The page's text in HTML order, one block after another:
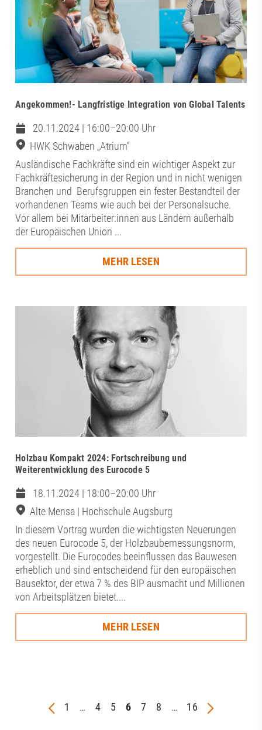
Angekommen!- Langfristige Integration von Global Talents
20.11.2024 | 16:00–20:00 Uhr
HWK Schwaben „Atrium“
Ausländische Fachkräfte sind ein wichtiger Aspekt zur
Fachkräftesicherung in der Region und in nicht wenigen
Branchen und Berufsgruppen ein fester Bestandteil der
vorhandenen Teams wie auch bei der Personalsuche.
Vor allem bei Mitarbeiter:innen aus Ländern außerhalb
der Europäischen Union ...
MEHR LESEN
Holzbau Kompakt 2024: Fortschreibung und
Weiterentwicklung des Eurocode 5
18.11.2024 | 18:00–20:00 Uhr
Alte Mensa | Hochschule Augsburg
In diesem Vortrag wurden die wichtigsten Neuerungen
des neuen Eurocode 5, der Holzbaubemessungsnorm,
vorgestellt. Die Eurocodes beeinflussen das Bauwesen
erheblich und sind entscheidend für den europäischen
Bausektor, der etwa 7 % des BIP ausmacht und Millionen
von Arbeitsplätzen bietet....
MEHR LESEN
1 … 4 5 6 7 8 … 16